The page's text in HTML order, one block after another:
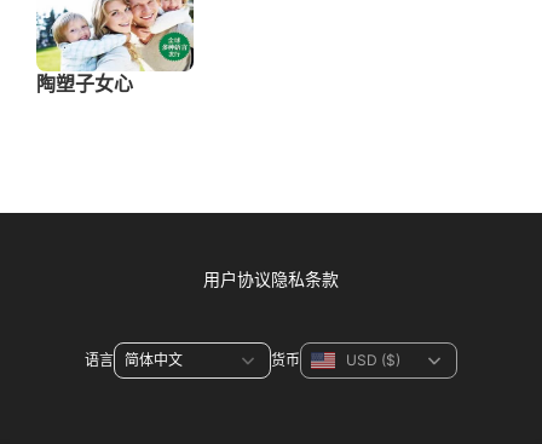
用户协议隐私条款
语言 货币